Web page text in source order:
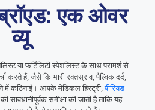
एक ओवर
व्यू
या फर्टिलिटी स्पेशलिस्ट के साथ परामर्श से
करते हैं, जैसे कि भारी रक्तस्राव, पैल्विक दर्द,
में कठिनाई। आपके मेडिकल हिस्ट्री,पीरियड
सावधानीपूर्वक समीक्षा की जाती है ताकि यह